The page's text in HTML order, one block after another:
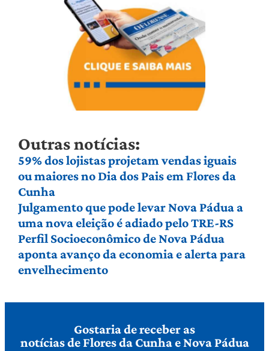
Outras notícias:
59% dos lojistas projetam vendas iguais
ou maiores no Dia dos Pais em Flores da
Cunha
Julgamento que pode levar Nova Pádua a
uma nova eleição é adiado pelo TRE-RS
Perfil Socioeconômico de Nova Pádua
aponta avanço da economia e alerta para
envelhecimento
Gostaria de receber as
notícias de Flores da Cunha e Nova Pádua